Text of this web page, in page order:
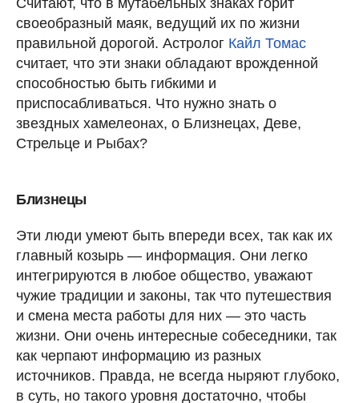
Считают, что в мутабельных знаках горит
своеобразный маяк, ведущий их по жизни
правильной дорогой. Астролог Кайл Томас
считает, что эти знаки обладают врожденной
способностью быть гибкими и
приспосабливаться. Что нужно знать о
звездных хамелеонах, о Близнецах, Деве,
Стрельце и Рыбах?
Близнецы
Эти люди умеют быть впереди всех, так как их
главный козырь — информация. Они легко
интегрируются в любое общество, уважают
чужие традиции и законы, так что путешествия
и смена места работы для них — это часть
жизни. Они очень интересные собеседники, так
как черпают информацию из разных
источников. Правда, не всегда ныряют глубоко,
в суть, но такого уровня достаточно, чтобы